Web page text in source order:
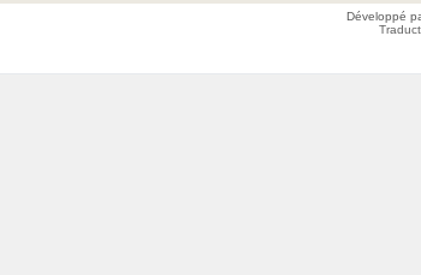
Développé